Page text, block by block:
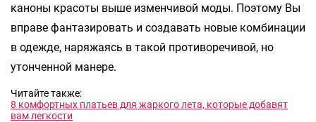
каноны красоты выше изменчивой моды. Поэтому Вы
вправе фантазировать и создавать новые комбинации
в одежде, наряжаясь в такой противоречивой, но
утонченной манере.
Читайте также:
8 комфортных платьев для жаркого лета, которые добавят
вам легкости